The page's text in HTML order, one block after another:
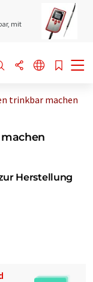
mit
trinkbar machen
Herstellung